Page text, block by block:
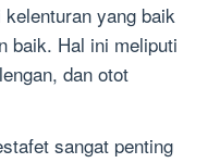
yang baik
baik. Hal ini meliputi
dan otot
sangat penting